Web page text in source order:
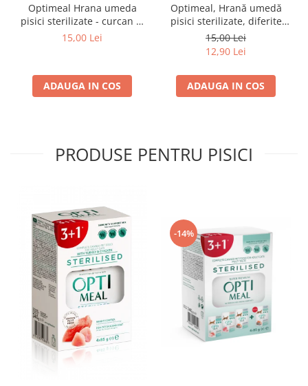
Optimeal Hrana umeda
pisici sterilizate - curcan si
pui in sos, set 3+1,
15,00 Lei
ADAUGA IN COS
Optimeal, Hrană umedă
pisici sterilizate, diferite
arome, (3+1), 0.34kg
15,00 Lei
12,90 Lei
ADAUGA IN COS
PRODUSE PENTRU PISICI
-14%